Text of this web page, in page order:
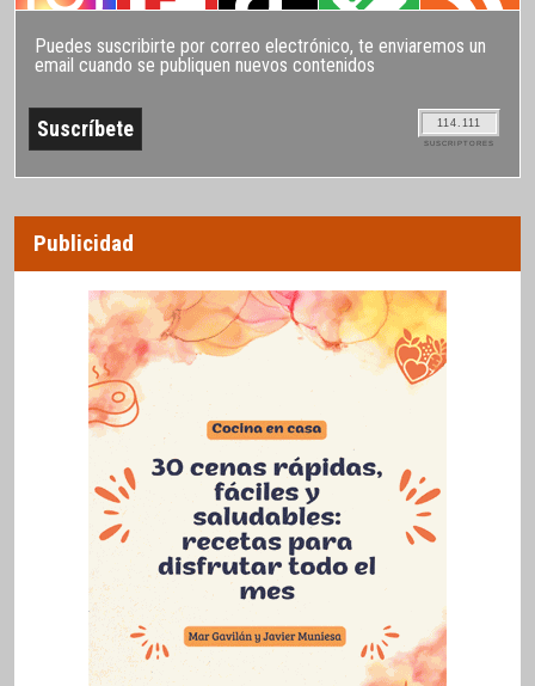
Puedes suscribirte por correo electrónico, te enviaremos un
email cuando se publiquen nuevos contenidos
114.111
SUSCRIPTORES
Publicidad